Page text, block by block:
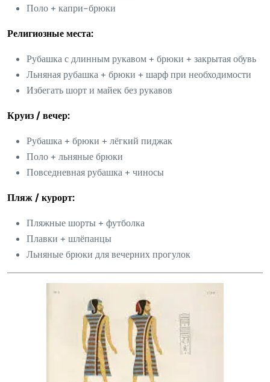
Поло + капри-брюки
Религиозные места:
Рубашка с длинным рукавом + брюки + закрытая обувь
Льняная рубашка + брюки + шарф при необходимости
Избегать шорт и майек без рукавов
Круиз / вечер:
Рубашка + брюки + лёгкий пиджак
Поло + льняные брюки
Повседневная рубашка + чиносы
Пляж / курорт:
Пляжные шорты + футболка
Плавки + шлёпанцы
Льняные брюки для вечерних прогулок